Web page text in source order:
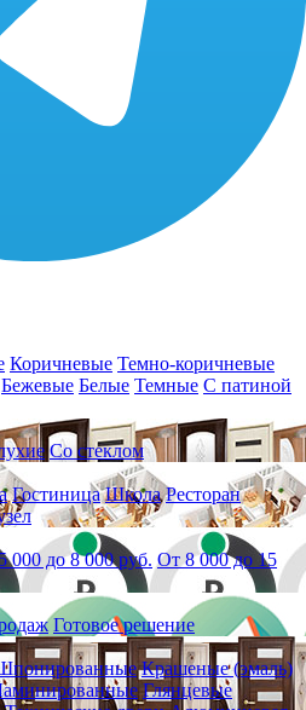
Коричневые Темно-коричневые
Бежевые Белые Темные С патиной
Со стеклом
Гостиница Школа Ресторан
000 до 8 000 руб. От 8 000 до 15
Готовое решение
Крашеные (эмаль)
Глянцевые